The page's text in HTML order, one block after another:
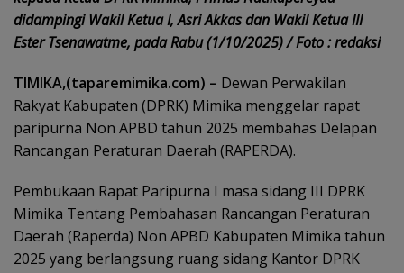
didampingi Wakil Ketua I, Asri Akkas dan Wakil Ketua III
Ester Tsenawatme, pada Rabu (1/10/2025) / Foto : redaksi
TIMIKA,(taparemimika.com) – Dewan Perwakilan
Rakyat Kabupaten (DPRK) Mimika menggelar rapat
paripurna Non APBD tahun 2025 membahas Delapan
Rancangan Peraturan Daerah (RAPERDA).
Pembukaan Rapat Paripurna I masa sidang III DPRK
Mimika Tentang Pembahasan Rancangan Peraturan
Daerah (Raperda) Non APBD Kabupaten Mimika tahun
2025 yang berlangsung ruang sidang Kantor DPRK